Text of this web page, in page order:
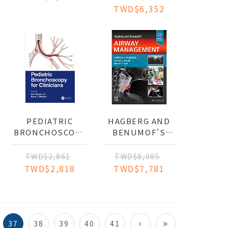
TWD$6,352
PEDIATRIC
BRONCHOSCOPY
FOR CLINICIANS
TWD$2,861
TWD$2,818
HAGBERG AND
BENUMOF'S
AIRWAY
MANAGEMENT
TWD$8,085
TWD$7,781
37 38 39 40 41